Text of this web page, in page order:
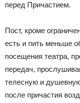
перед Причастием.
Пост, кроме
есть и пить меньше
посещения театра,
передач,
телесную и
после причастия